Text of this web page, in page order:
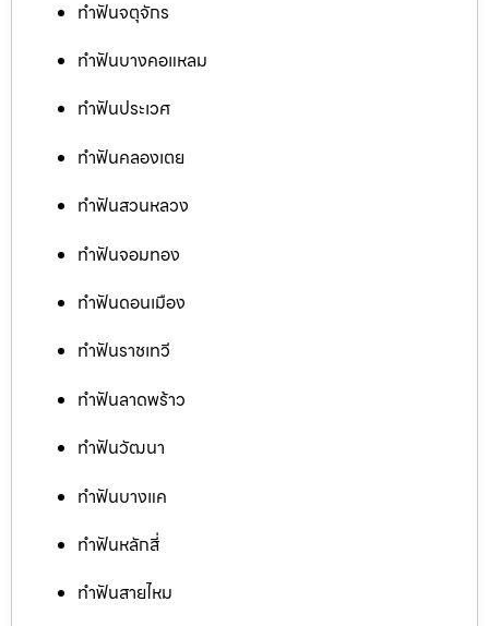
ทำฟันจตุจักร
ทำฟันบางคอแหลม
ทำฟันประเวศ
ทำฟันคลองเตย
ทำฟันสวนหลวง
ทำฟันจอมทอง
ทำฟันดอนเมือง
ทำฟันราชเทวี
ทำฟันลาดพร้าว
ทำฟันวัฒนา
ทำฟันบางแค
ทำฟันหลักสี่
ทำฟันสายไหม